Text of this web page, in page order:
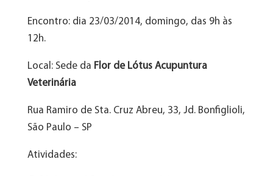
Encontro: dia 23/03/2014, domingo, das 9h às
12h.
Local: Sede da Flor de Lótus Acupuntura
Veterinária
Rua Ramiro de Sta. Cruz Abreu, 33, Jd. Bonfiglioli,
São Paulo – SP
Atividades: